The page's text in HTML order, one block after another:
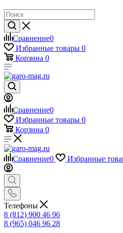
Сравнение0
Избранные товары 0
Корзина 0
Сравнение0
Избранные товары 0
Корзина 0
Сравнение0 Избранные
Телефоны
8 (812) 900 46 96
8 (965) 046 96 28